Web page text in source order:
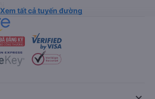
Xem tất cả tuyến đường